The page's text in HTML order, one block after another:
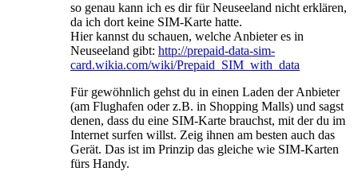
so genau kann ich es dir für Neuseeland nicht erklären,
da ich dort keine SIM-Karte hatte.
Hier kannst du schauen, welche Anbieter es in
Neuseeland gibt: http://prepaid-data-sim-
card.wikia.com/wiki/Prepaid_SIM_with_data
Für gewöhnlich gehst du in einen Laden der Anbieter
(am Flughafen oder z.B. in Shopping Malls) und sagst
denen, dass du eine SIM-Karte brauchst, mit der du im
Internet surfen willst. Zeig ihnen am besten auch das
Gerät. Das ist im Prinzip das gleiche wie SIM-Karten
fürs Handy.